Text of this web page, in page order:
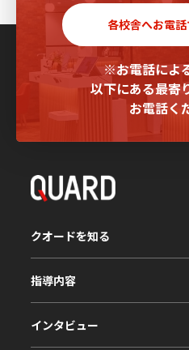
各校舎へお電
※お電話によ
以下にある最寄
お電話く
クオードを知る
指導内容
インタビュー